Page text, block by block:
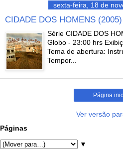
sexta-feira, 18 de
CIDADE DOS HOMENS (2005)
Série CIDADE DOS
Globo - 23:00 hrs
Tema de abertura:
Tempor...
Página
Ver versão
Páginas
▼